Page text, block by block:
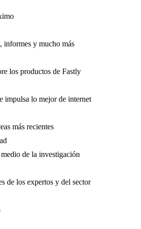
informes y mucho más
los productos de Fastly
impulsa lo mejor de internet
más recientes
de la investigación
de los expertos y del sector